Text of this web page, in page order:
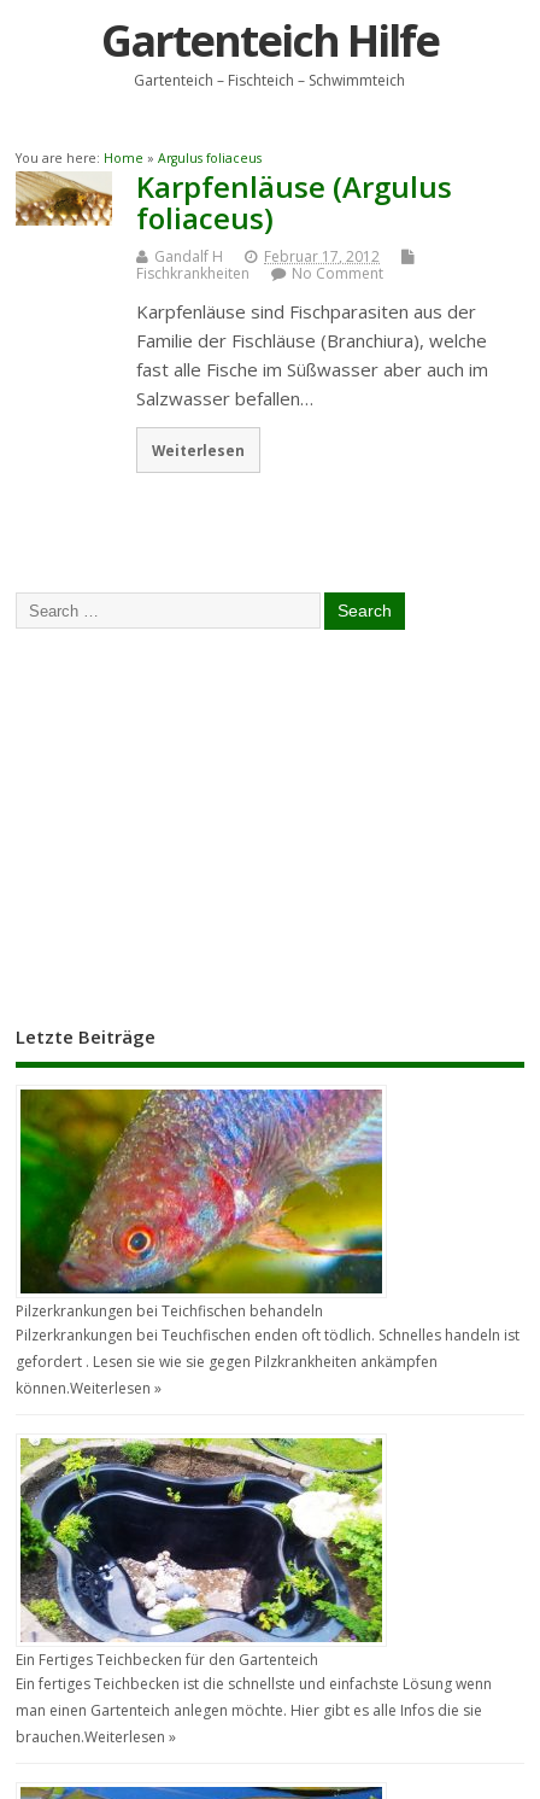
Gartenteich Hilfe
Gartenteich – Fischteich – Schwimmteich
You are here: Home »Argulus foliaceus
Karpfenläuse (Argulus
foliaceus)
Gandalf H
Februar 17, 2012
Fischkrankheiten
No Comment
Karpfenläuse sind Fischparasiten aus der
Familie der Fischläuse (Branchiura), welche
fast alle Fische im Süßwasser aber auch im
Salzwasser befallen…
Weiterlesen
Letzte Beiträge
Pilzerkrankungen bei Teichfischen behandeln
Pilzerkrankungen bei Teuchfischen enden oft tödlich. Schnelles handeln ist
gefordert . Lesen sie wie sie gegen Pilzkrankheiten ankämpfen
können.Weiterlesen »
Ein Fertiges Teichbecken für den Gartenteich
Ein fertiges Teichbecken ist die schnellste und einfachste Lösung wenn
man einen Gartenteich anlegen möchte. Hier gibt es alle Infos die sie
brauchen.Weiterlesen »